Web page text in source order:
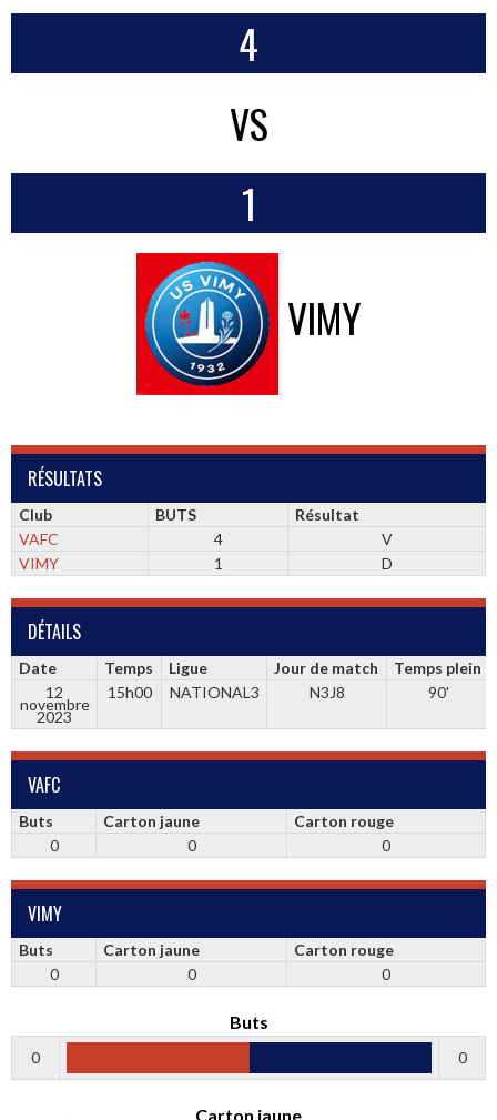
4
VS
1
VIMY
RÉSULTATS
Club BUTS
Résultat
VAFC
4
V
VIMY
1 D
DÉTAILS
Date Temps Ligue Jour de match
Temps plein
12
novembre
2023
15h00 NATIONAL3 N3J8 90'
VAFC
Buts Carton jaune
Carton rouge
0
0 0
VIMY
Buts Carton jaune
Carton rouge
0
0 0
Buts
0 0
Carton jaune